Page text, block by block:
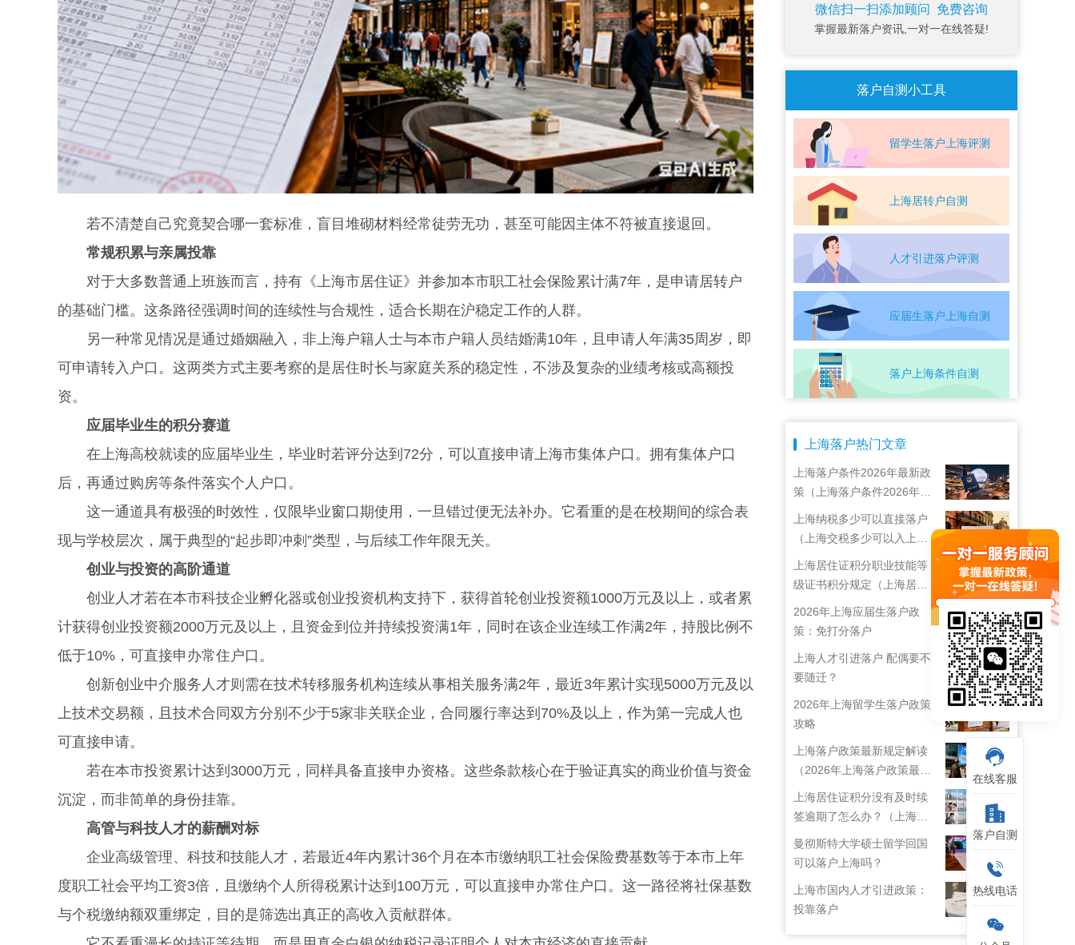
若不清楚自己究竟契合哪一套标准，盲目堆砌材料经常徒劳无功，甚至可能因主体不符被直接退回。
常规积累与亲属投靠
对于大多数普通上班族而言，持有《上海市居住证》并参加本市职工社会保险累计满7年，是申请居转户
的基础门槛。这条路径强调时间的连续性与合规性，适合长期在沪稳定工作的人群。
另一种常见情况是通过婚姻融入，非上海户籍人士与本市户籍人员结婚满10年，且申请人年满35周岁，即
可申请转入户口。这两类方式主要考察的是居住时长与家庭关系的稳定性，不涉及复杂的业绩考核或高额投
资。
应届毕业生的积分赛道
在上海高校就读的应届毕业生，毕业时若评分达到72分，可以直接申请上海市集体户口。拥有集体户口
后，再通过购房等条件落实个人户口。
这一通道具有极强的时效性，仅限毕业窗口期使用，一旦错过便无法补办。它看重的是在校期间的综合表
现与学校层次，属于典型的“起步即冲刺”类型，与后续工作年限无关。
创业与投资的高阶通道
创业人才若在本市科技企业孵化器或创业投资机构支持下，获得首轮创业投资额1000万元及以上，或者累
计获得创业投资额2000万元及以上，且资金到位并持续投资满1年，同时在该企业连续工作满2年，持股比例不
低于10%，可直接申办常住户口。
创新创业中介服务人才则需在技术转移服务机构连续从事相关服务满2年，最近3年累计实现5000万元及以
上技术交易额，且技术合同双方分别不少于5家非关联企业，合同履行率达到70%及以上，作为第一完成人也
可直接申请。
若在本市投资累计达到3000万元，同样具备直接申办资格。这些条款核心在于验证真实的商业价值与资金
沉淀，而非简单的身份挂靠。
高管与科技人才的薪酬对标
企业高级管理、科技和技能人才，若最近4年内累计36个月在本市缴纳职工社会保险费基数等于本市上年
度职工社会平均工资3倍，且缴纳个人所得税累计达到100万元，可以直接申办常住户口。这一路径将社保基数
与个税缴纳额双重绑定，目的是筛选出真正的高收入贡献群体。
微信扫一扫添加顾问 免费咨询
掌握最新落户资讯,一对一在线答疑!
落户自测小工具
留学生落户上海评测
上海居转户自测
人才引进落户评测
应届生落户上海自测
落户上海条件自测
上海落户热门文章
上海落户条件2026年最新政
策（上海落户条件2026年最
新政策解读）
上海纳税多少可以直接落户
（上海交税多少可以入上海
户口）
上海居住证积分职业技能等
级证书积分规定（上海居住
证技能职称目录）
2026年上海应届生落户政
策：免打分落户
上海人才引进落户 配偶要不
要随迁？
2026年上海留学生落户政策
攻略
上海落户政策最新规定解读
（2026年上海落户政策最新
规定）
上海居住证积分没有及时续
签逾期了怎么办？（上海居
住证续签了但积分忘了）
曼彻斯特大学硕士留学回国
可以落户上海吗？
上海市国内人才引进政策：
投靠落户
在线客服
落户自测
热线电话